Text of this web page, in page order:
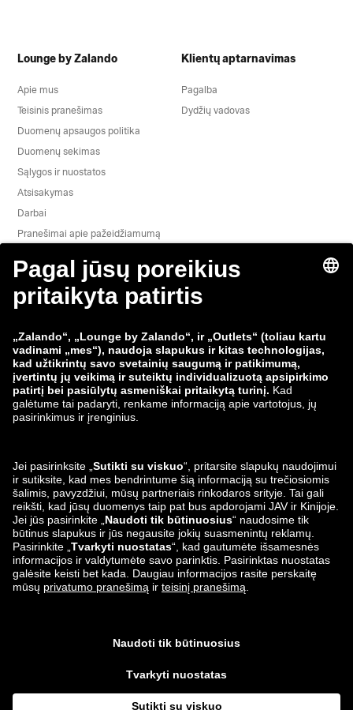
Lounge by Zalando
Apie mus
Teisinis pranešimas
Duomenų apsaugos politika
Duomenų sekimas
Sąlygos ir nuostatos
Atsisakymas
Darbai
Pranešimai apie pažeidžiamumą
Klientų aptarnavimas
Pagalba
Dydžių vadovas
„Zalando“ grupė
ABOUT YOU
Mokėjimo būdai
Mus taip pat rasite
Siuntimo ir pristatymo
Lounge by Zalando
Programėlės
¹ Į kainas įskaičiuotas PVM; užsakymo paruošimo ir pakavimo išlaidos
Ne eurais rodomas sumas laikykite neįpareigojančiu dabartinio valiutos
keitimo kurso įvertinimu ir neprivaloma „Lounge by Zalando“ paslauga. Už
visus užsakymus sąskaitos bus išrašomos eurais, todėl gali šiek tiek